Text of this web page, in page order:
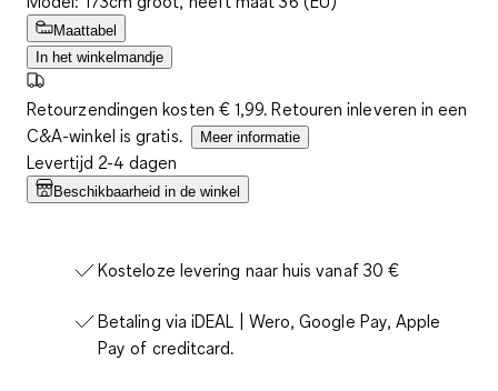
Maattabel
In het winkelmandje
Retourzendingen kosten € 1,99. Retouren inleveren in een
C&A-winkel is gratis.
Meer informatie
Levertijd 2-4 dagen
Beschikbaarheid in de winkel
Kosteloze levering naar huis vanaf 30 €
Betaling via iDEAL | Wero, Google Pay, Apple
Pay of creditcard.